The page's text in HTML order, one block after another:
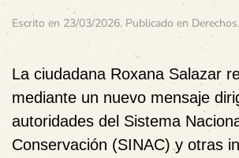
Escrito en 23/03/2026. Publicado en Derechos.
La ciudadana Roxana Salazar
mediante un nuevo mensaje
autoridades del Sistema
Conservación (SINAC)y otras